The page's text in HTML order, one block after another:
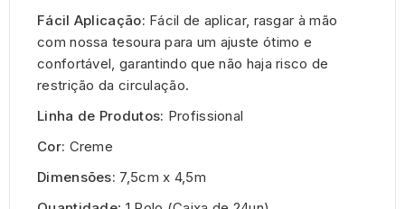
Fácil Aplicação: Fácil de aplicar, rasgar à mão
com nossa tesoura para um ajuste ótimo e
confortável, garantindo que não haja risco de
restrição da circulação.
Linha de Produtos: Profissional
Cor: Creme
Dimensões: 7,5cm x 4,5m